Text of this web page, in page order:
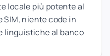
locale più potente al
niente code in
linguistiche al banco